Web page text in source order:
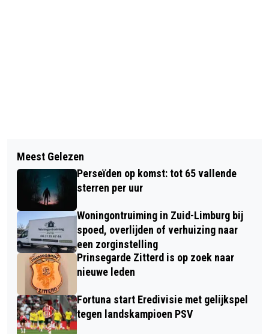
POLITIE ZOEKT GETUIGEN
VERKEERSRUZIE IN GELEEN
MAX VERSTAPPEN SNELSTE IN
EERSTE VRIJE TRAINING OP RED BULL
RING
Meest Gelezen
Perseïden op komst: tot 65 vallende
sterren per uur
Woningontruiming in Zuid-Limburg bij
spoed, overlijden of verhuizing naar
een zorginstelling
Prinsegarde Zitterd is op zoek naar
nieuwe leden
Fortuna start Eredivisie met gelijkspel
tegen landskampioen PSV